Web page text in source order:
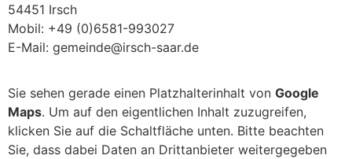
54451 Irsch
Mobil: +49 (0)6581-993027
E-Mail: gemeinde@irsch-saar.de
Sie sehen gerade einen Platzhalterinhalt von Google
Maps. Um auf den eigentlichen Inhalt zuzugreifen,
klicken Sie auf die Schaltfläche unten. Bitte beachten
Sie, dass dabei Daten an Drittanbieter weitergegeben